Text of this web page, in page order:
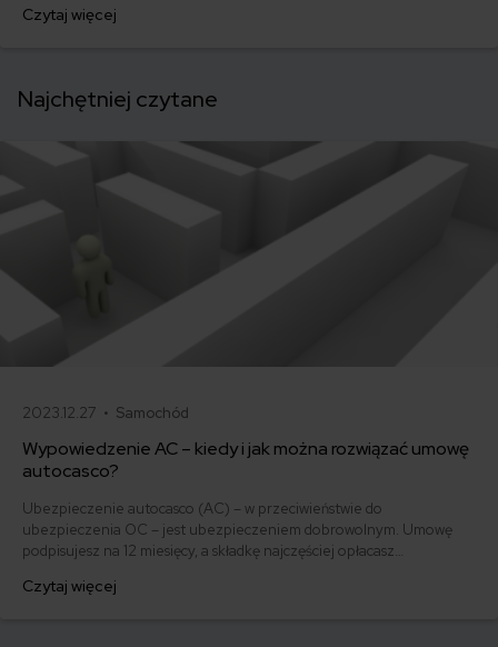
Bankowcy wiedzą, że mają sprzedać polisę - i niewiele poza tym.
Czytaj więcej
Najchętniej czytane
2023.12.27 • Samochód
Wypowiedzenie AC – kiedy i jak można rozwiązać umowę
autocasco?
Ubezpieczenie autocasco (AC) – w przeciwieństwie do
ubezpieczenia OC – jest ubezpieczeniem dobrowolnym. Umowę
podpisujesz na 12 miesięcy, a składkę najczęściej opłacasz
ofertę lub zdecydowałeś się sprzedać samochód w trakcie trwania
Czytaj więcej